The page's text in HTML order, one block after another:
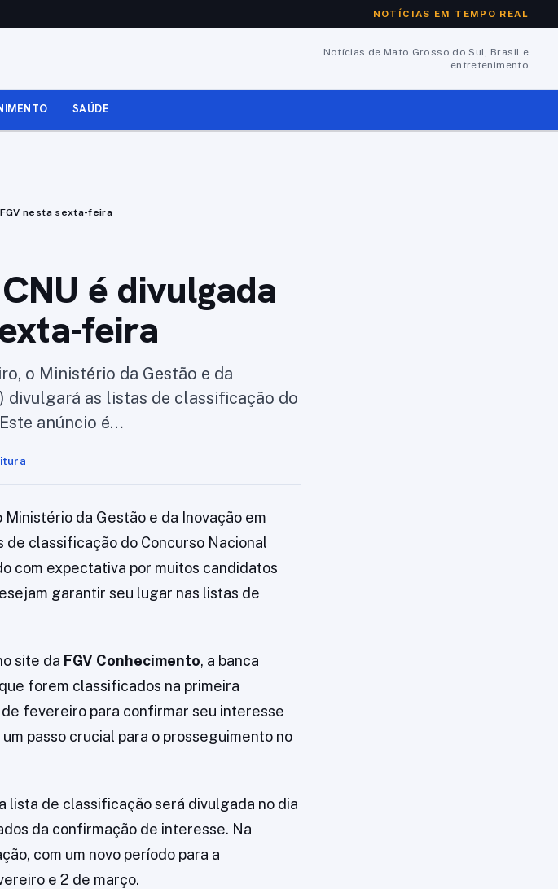
NOTÍCIAS EM TEMPO REAL
Notícias de Mato Grosso do Sul, Brasil e
entretenimento
SAÚDE
nesta sexta-feira
é divulgada
feira
o Ministério da Gestão e da
divulgará as listas de classificação do
anúncio é…
da Gestão e da Inovação em
classificação do Concurso Nacional
com expectativa por muitos candidatos
garantir seu lugar nas listas de
site da FGV Conhecimento, a banca
forem classificados na primeira
fevereiro para confirmar seu interesse
passo crucial para o prosseguimento no
lista de classificação será divulgada no dia
da confirmação de interesse. Na
com um novo período para a
e 2 de março.